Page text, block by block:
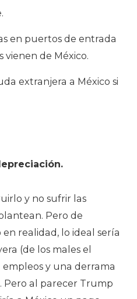
en puertos de entrada
vienen de México.
extranjera a México si
y no sufrir las
Pero de
realidad, lo ideal sería
(de los males el
y una derrama
Pero al parecer Trump